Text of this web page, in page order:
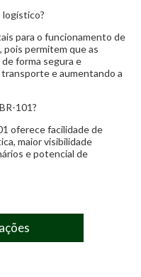
em Led
Costa Esmeralda
em Led
logístico?
para o funcionamento de
permitem que as
forma segura e
e aumentando a
101?
oferece facilidade de
maior visibilidade
e potencial de